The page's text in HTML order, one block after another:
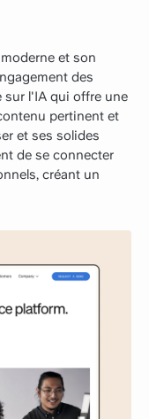
et son
des
sur l'IA qui offre une
pertinent et
et ses solides
de se connecter
créant un